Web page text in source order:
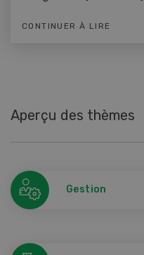
CONTINUER À LIRE
Aperçu des thèmes
Gestion